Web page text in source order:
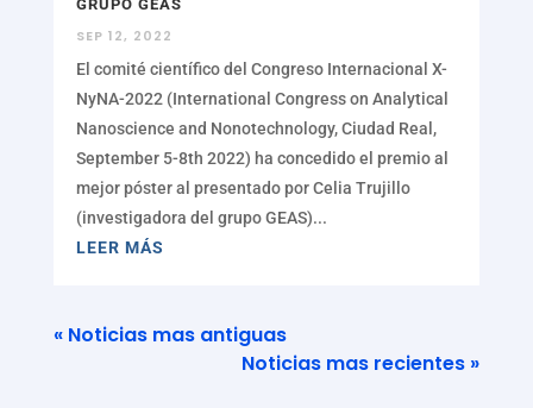
GRUPO GEAS
SEP 12, 2022
El comité científico del Congreso Internacional X-
NyNA-2022 (International Congress on Analytical
Nanoscience and Nonotechnology, Ciudad Real,
September 5-8th 2022) ha concedido el premio al
mejor póster al presentado por Celia Trujillo
(investigadora del grupo GEAS)...
LEER MÁS
« Noticias mas antiguas
Noticias mas recientes »